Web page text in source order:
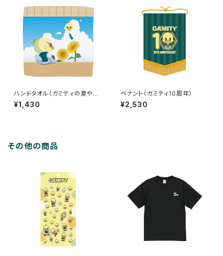
ハンドタオル（ガミティの夏やす
み）
¥1,430
ペナント（ガミティ10周年）
¥2,530
その他の商品